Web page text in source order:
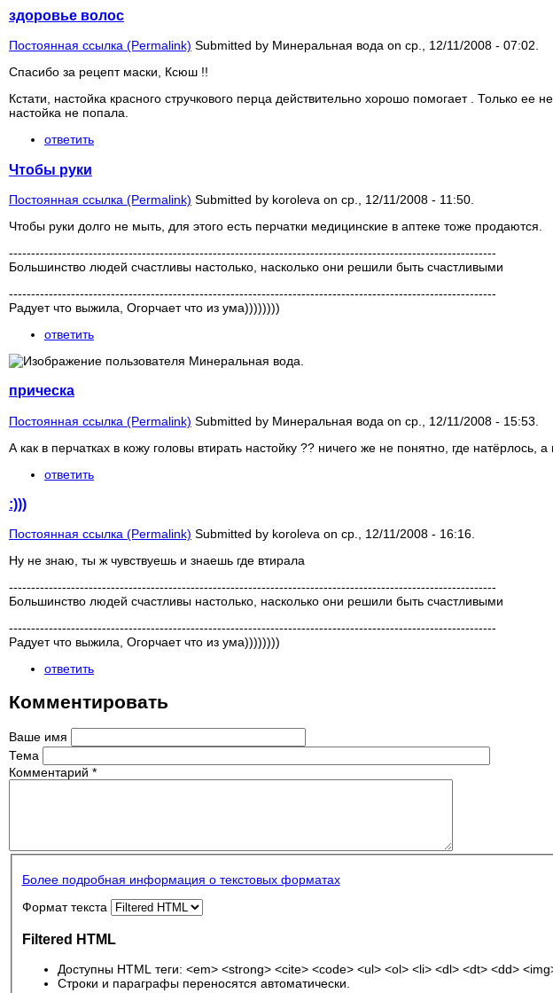
здоровье волос
Постоянная ссылка (Permalink) Submitted by Минеральная вода on ср., 12/11/2008 - 07:02.
Спасибо за рецепт маски, Ксюш !!
Кстати, настойка красного стручкового перца действительно хорошо помогает . Только
настойка не попала.
ответить
Чтобы руки
Постоянная ссылка (Permalink) Submitted by koroleva on ср., 12/11/2008 - 11:50.
Чтобы руки долго не мыть, для этого есть перчатки медицинские в аптеке тоже продаются.
--------------------------------------------------------------------------------------------------------------
Большинство людей счастливы настолько, насколько они решили быть счастливыми
--------------------------------------------------------------------------------------------------------------
Радует что выжила, Огорчает что из ума))))))))
ответить
прическа
Постоянная ссылка (Permalink) Submitted by Минеральная вода on ср., 12/11/2008 - 15:53.
А как в перчатках в кожу головы втирать настойку ?? ничего же не понятно, где натёрлось, а
ответить
:)))
Постоянная ссылка (Permalink) Submitted by koroleva on ср., 12/11/2008 - 16:16.
Ну не знаю, ты ж чувствуешь и знаешь где втирала
--------------------------------------------------------------------------------------------------------------
Большинство людей счастливы настолько, насколько они решили быть счастливыми
--------------------------------------------------------------------------------------------------------------
Радует что выжила, Огорчает что из ума))))))))
ответить
Комментировать
Ваше имя
Тема
Комментарий *
Более подробная информация о текстовых форматах
Формат текста
Filtered HTML
Доступны HTML теги: <em> <strong> <cite> <code> <ul> <ol> <li> <dl> <dt> <dd>
Строки и параграфы переносятся автоматически.